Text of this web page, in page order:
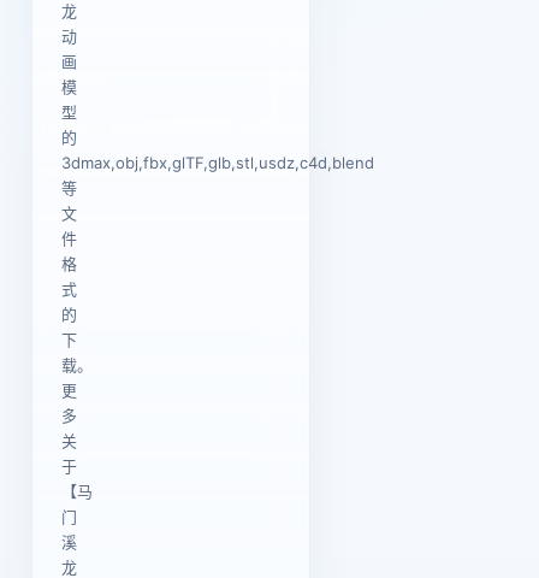
龙
动
画
模
型
的
3dmax,obj,fbx,glTF,glb,stl,usdz,c4d,blend
等
文
件
格
式
的
下
载。
更
多
关
于
【马
门
溪
龙